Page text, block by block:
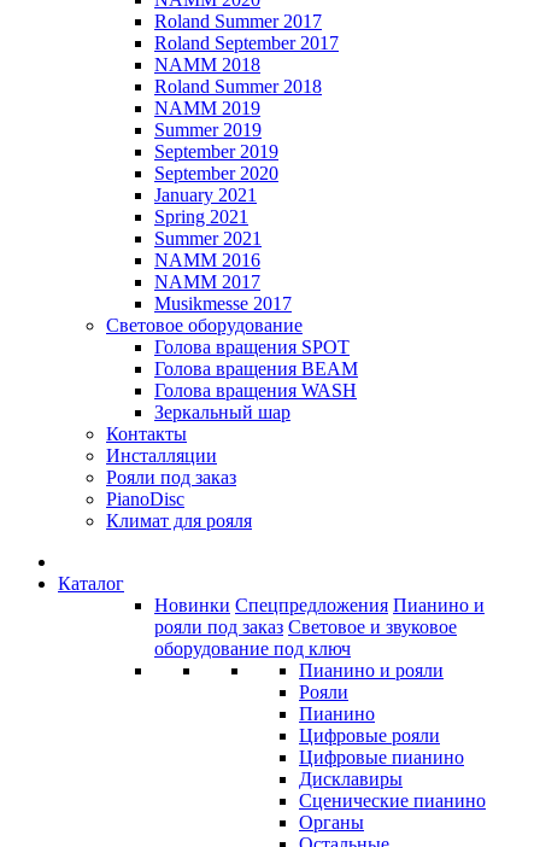
Roland Summer 2017
Roland September 2017
NAMM 2018
Roland Summer 2018
NAMM 2019
Summer 2019
September 2019
September 2020
January 2021
Spring 2021
Summer 2021
NAMM 2016
NAMM 2017
Musikmesse 2017
Световое оборудование
Голова вращения SPOT
Голова вращения BEAM
Голова вращения WASH
Зеркальный шар
Контакты
Инсталляции
Рояли под заказ
PianoDisc
Климат для рояля
Каталог
Новинки Спецпредложения Пианино и
рояли под заказ Световое и звуковое
оборудование под ключ
Пианино и рояли
Рояли
Пианино
Цифровые рояли
Цифровые пианино
Дисклавиры
Сценические пианино
Органы